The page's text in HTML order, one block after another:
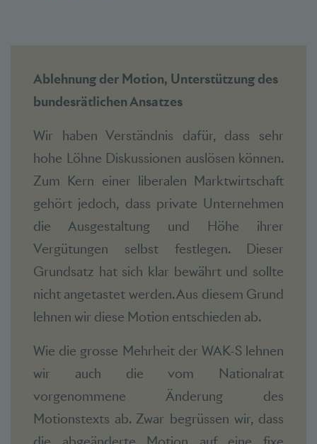
Ablehnung der Motion, Unterstützung des
bundesrätlichen Ansatzes
Wir haben Verständnis dafür, dass sehr
hohe Löhne Diskussionen auslösen können.
Zum Kern einer liberalen Marktwirtschaft
gehört jedoch, dass private Unternehmen
die Ausgestaltung und Höhe ihrer
Vergütungen selbst festlegen. Dieser
Grundsatz hat sich klar bewährt und sollte
nicht angetastet werden. Aus diesem Grund
lehnen wir diese Motion entschieden ab.
Wie die grosse Mehrheit der WAK-S lehnen
wir auch die vom Nationalrat
vorgenommene Änderung des
Motionstexts ab. Zwar begrüssen wir, dass